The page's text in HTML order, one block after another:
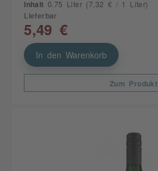
Inhalt 0.75 Liter (7,32 € / 1 Liter)
Lieferbar
5,49 €
In den Warenkorb
Zum Produkt